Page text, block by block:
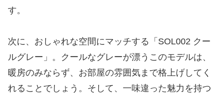
す。
次に、おしゃれな空間にマッチする「SOL002 クー
ルグレー」。クールなグレーが漂うこのモデルは、
暖房のみならず、お部屋の雰囲気まで格上げしてく
れることでしょう。そして、一味違った魅力を持つ